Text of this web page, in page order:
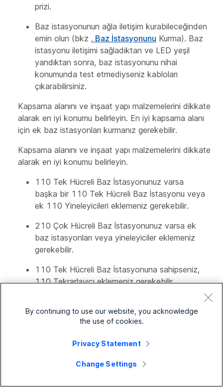
prizi.
Baz istasyonunun ağla iletişim kurabileceğinden
emin olun (bkz . Baz İstasyonunu Kurma). Baz
istasyonu iletişimi sağladıktan ve LED yeşil
yandıktan sonra, baz istasyonunu nihai
konumunda test etmediyseniz kabloları
çıkarabilirsiniz.
Kapsama alanını ve inşaat yapı malzemelerini dikkate
alarak en iyi konumu belirleyin. En iyi kapsama alanı
için ek baz istasyonları kurmanız gerekebilir.
Kapsama alanını ve inşaat yapı malzemelerini dikkate
alarak en iyi konumu belirleyin.
110 Tek Hücreli Baz İstasyonunuz varsa
başka bir 110 Tek Hücreli Baz İstasyonu veya
ek 110 Yineleyicileri eklemeniz gerekebilir.
210 Çok Hücreli Baz İstasyonunuz varsa ek
baz istasyonları veya yineleyiciler eklemeniz
gerekebilir.
110 Tek Hücreli Baz İstasyonuna sahipseniz,
110 Tekrarlayıcı eklemeniz gerekebilir.
baz istasyonları veya yineleyiciler eklemeniz
Yerleştirmeyi planlamak için ahizenin üzerindeki saha
By continuing to use our website, you acknowledge
the use of cookies.
Privacy Statement
Change Settings